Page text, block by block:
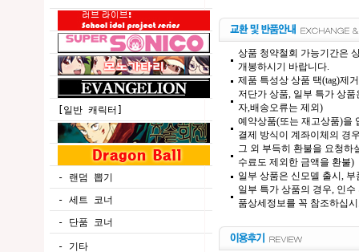
[일반 캐릭터]
- 랜덤 뽑기
- 세트 코너
- 단품 코너
- 기타
상품 청약철회 가능기간은
개봉하시기 바랍니다.
제품 특성상 상품 택(tag)제
저단가 상품, 일부 특가 상
자,배송오류는 제외)
예약상품(또는 재고상품)을
결제 방식이 계좌이체의 경
그 외 부득히 환불을 요청하
수료도 제외한 금액을 환불)
일부 상품은 신모델 출시,
일부 특가 상품의 경우, 인
품상세정보를 꼭 참조하십